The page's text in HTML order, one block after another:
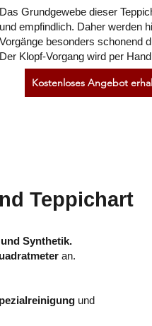
Das Grundgewebe dieser
und empfindlich. Daher werden
Vorgänge besonders schonend
Der Klopf-Vorgang wird per
Teppichart
Synthetik.
an.
und